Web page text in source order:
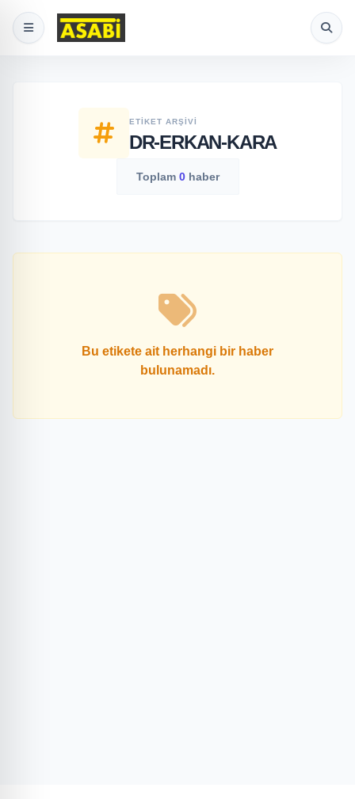
ETIKET ARŞIVI
DR-ERKAN-KARA
Toplam 0haber
Bu etikete ait herhangi bir haber
bulunamadı.